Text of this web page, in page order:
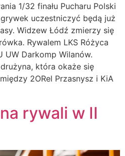
1/32 finału Pucharu Polski
uczestniczyć będą już
Widzew Łódź zmierzy się
Rywalem LKS Różyca
UW Darkomp Wilanów.
która okaże się
2ORel Przasnysz i KiA
rywali w II